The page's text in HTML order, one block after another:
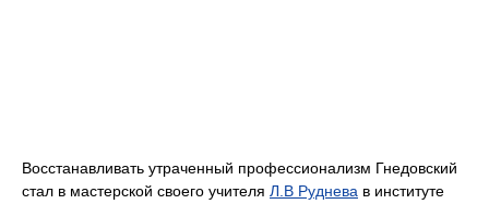
Восстанавливать утраченный профессионализм Гнедовский
стал в мастерской своего учителя Л.В Руднева в институте